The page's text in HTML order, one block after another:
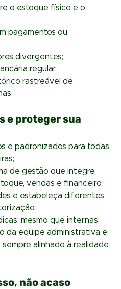
o estoque físico e o
pagamentos ou
divergentes;
regular;
rastreável de
e proteger sua
e padronizados para todas
de gestão que integre
vendas e financeiro;
e estabeleça diferentes
mesmo que internas;
da equipe administrativa e
alinhado à realidade
não acaso